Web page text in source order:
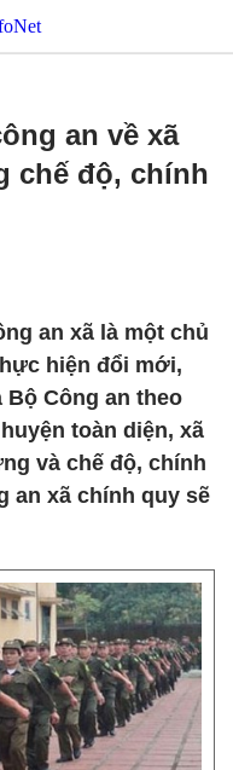
an về xã
chế độ, chính
an xã là một chủ
hiện đổi mới,
Công an theo
toàn diện, xã
và chế độ, chính
an xã chính quy sẽ